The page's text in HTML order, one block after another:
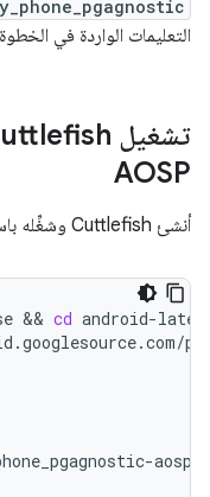
التعليمات الواردة في الخطوة 5 من
AOSP
أنشئ Cuttlefish وشغِّله باستخدام هدف غير مرتبط بصفحة معيّنة:
&& cd android-